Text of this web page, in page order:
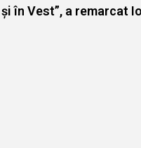
în Vest”, a remarcat